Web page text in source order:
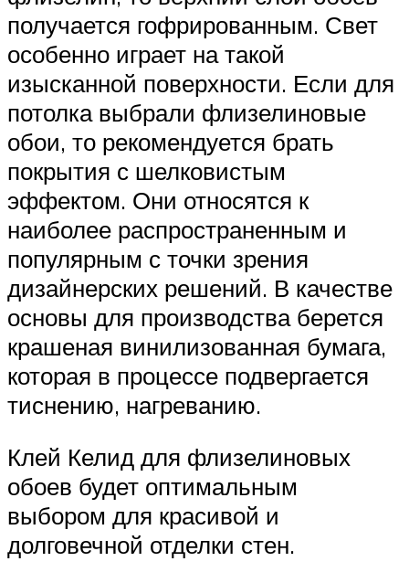
получается гофрированным. Свет
особенно играет на такой
изысканной поверхности. Если для
потолка выбрали флизелиновые
обои, то рекомендуется брать
покрытия с шелковистым
эффектом. Они относятся к
наиболее распространенным и
популярным с точки зрения
дизайнерских решений. В качестве
основы для производства берется
крашеная винилизованная бумага,
которая в процессе подвергается
тиснению, нагреванию.
Клей Келид для флизелиновых
обоев будет оптимальным
выбором для красивой и
долговечной отделки стен.